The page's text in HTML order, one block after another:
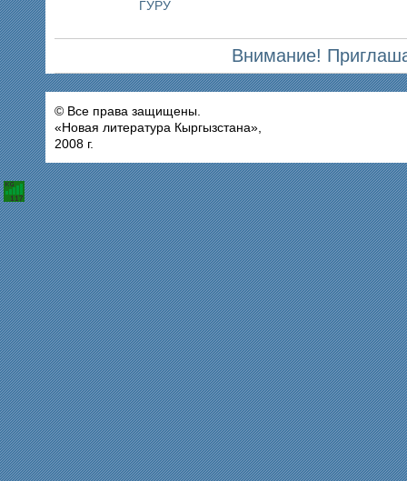
ГУРУ
Внимание!
© Все права защищены.
«Новая литература Кыргызстана»,
2008 г.